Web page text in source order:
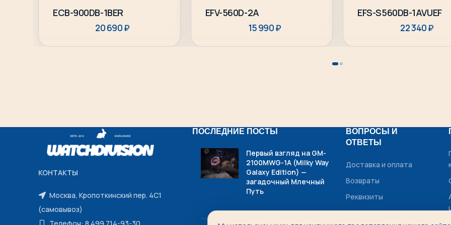
Подробнее
ECB-900DB-1BER
20 690₽
Подробнее
EFV-560D-2A
15 990₽
Подробнее
EFS-S560DB-1AVUEF
22 340₽
КОНТАКТЫ
Москва, Кропоткинский пер. 4С1
(самовывоз)
ПОСЛЕДНИЕ ПОСТЫ
Первый взгляд на GM-
2100MWG-1A (Milky Way
Galaxy Edition) —
загадочный Млечный
Путь
ВОПРОСЫ И
ОТВЕТЫ
Доставка и оплата
Возвраты
Реквизиты
Рассрочка